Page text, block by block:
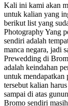
Kali ini kami akan
untuk kalian yang
berikut list yang
Photography Yang
sendiri adalah
manca negara, jadi
Prewedding di
adalah keindahan
untuk
tersebut kalian
sampai di atas
Bromo sendiri